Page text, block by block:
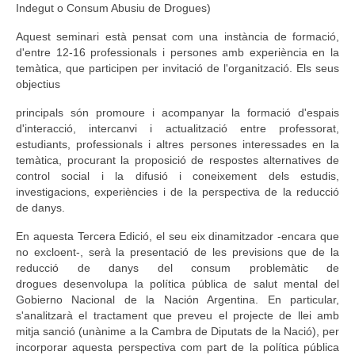
Indegut o Consum Abusiu de Drogues)
Aquest seminari està pensat com una instància de formació,
d'entre 12-16 professionals i persones amb experiència en la
temàtica, que participen per invitació de l'organització. Els seus
objectius
principals són promoure i acompanyar la formació d'espais
d'interacció, intercanvi i actualització entre professorat,
estudiants, professionals i altres persones interessades en la
temàtica, procurant la proposició de respostes alternatives de
control social i la difusió i coneixement dels estudis,
investigacions, experiències i de la perspectiva de la reducció
de danys.
En aquesta Tercera Edició, el seu eix dinamitzador -encara que
no excloent-, serà la presentació de les previsions que de la
reducció de danys del consum problemàtic de
drogues desenvolupa la política pública de salut mental del
Gobierno Nacional de la Nación Argentina. En particular,
s'analitzarà el tractament que preveu el projecte de llei amb
mitja sanció (unànime a la Cambra de Diputats de la Nació), per
incorporar aquesta perspectiva com part de la política pública